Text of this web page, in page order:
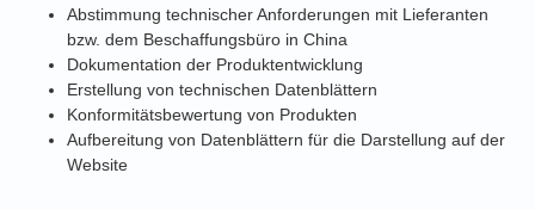
Abstimmung technischer Anforderungen mit Lieferanten
bzw. dem Beschaffungsbüro in China
Dokumentation der Produktentwicklung
Erstellung von technischen Datenblättern
Konformitätsbewertung von Produkten
Aufbereitung von Datenblättern für die Darstellung auf der
Website